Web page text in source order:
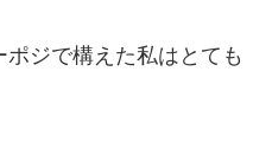
ジで構えた私はとても